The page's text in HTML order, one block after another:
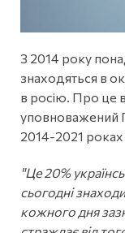
З 2014 року
знаходяться в
в росію. Про це в
уповноважений
2014-2021
"Це 20%
сьогодні
кожного дня